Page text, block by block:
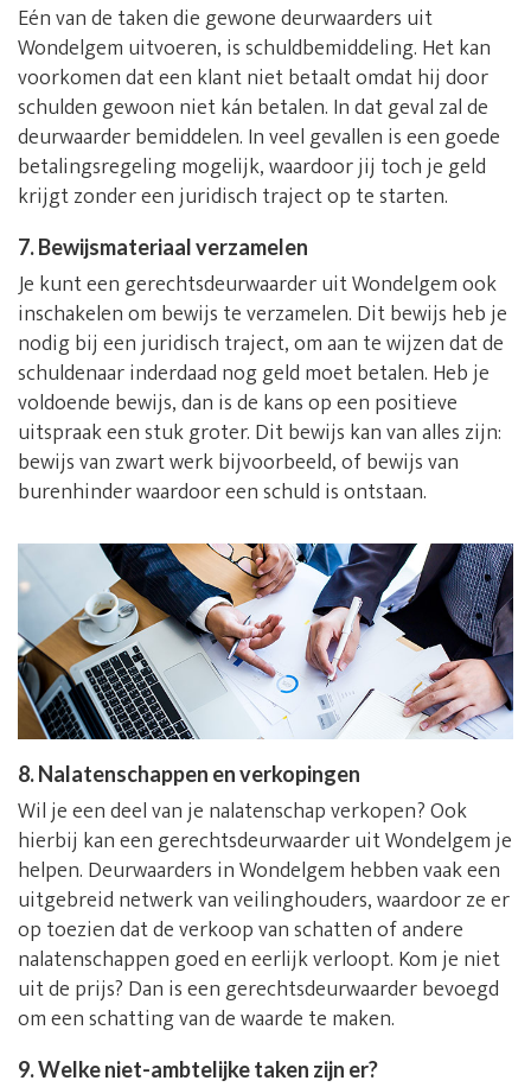
Eén van de taken die gewone deurwaarders uit
Wondelgem uitvoeren, is schuldbemiddeling. Het kan
voorkomen dat een klant niet betaalt omdat hij door
schulden gewoon niet kán betalen. In dat geval zal de
deurwaarder bemiddelen. In veel gevallen is een goede
betalingsregeling mogelijk, waardoor jij toch je geld
krijgt zonder een juridisch traject op te starten.
7. Bewijsmateriaal verzamelen
Je kunt een gerechtsdeurwaarder uit Wondelgem ook
inschakelen om bewijs te verzamelen. Dit bewijs heb je
nodig bij een juridisch traject, om aan te wijzen dat de
schuldenaar inderdaad nog geld moet betalen. Heb je
voldoende bewijs, dan is de kans op een positieve
uitspraak een stuk groter. Dit bewijs kan van alles zijn:
bewijs van zwart werk bijvoorbeeld, of bewijs van
burenhinder waardoor een schuld is ontstaan.
8. Nalatenschappen en verkopingen
Wil je een deel van je nalatenschap verkopen? Ook
hierbij kan een gerechtsdeurwaarder uit Wondelgem je
helpen. Deurwaarders in Wondelgem hebben vaak een
uitgebreid netwerk van veilinghouders, waardoor ze er
op toezien dat de verkoop van schatten of andere
nalatenschappen goed en eerlijk verloopt. Kom je niet
uit de prijs? Dan is een gerechtsdeurwaarder bevoegd
om een schatting van de waarde te maken.
9. Welke niet-ambtelijke taken zijn er?